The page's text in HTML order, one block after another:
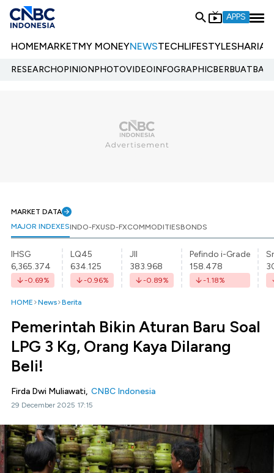
APPS
HOMEMARKETMY MONEYNEWSTECHLIFESTYLESHARIA
RESEARCHOPINIONPHOTOVIDEOINFOGRAPHIC
MARKET DATA
MAJOR INDEXESINDO-FXUSD-FXCOMMODITIESBONDS
IHSG
6,365.374
-0.69%
LQ45
634.125
-0.96%
JII
383.968
-0.89%
Pefindo i-Grade
158.478
-1.18%
HOME News Berita
Pemerintah Bikin Aturan Baru Soal
LPG 3 Kg, Orang Kaya Dilarang
Beli!
Firda Dwi Muliawati, CNBC Indonesia
29 December 2025 17:15